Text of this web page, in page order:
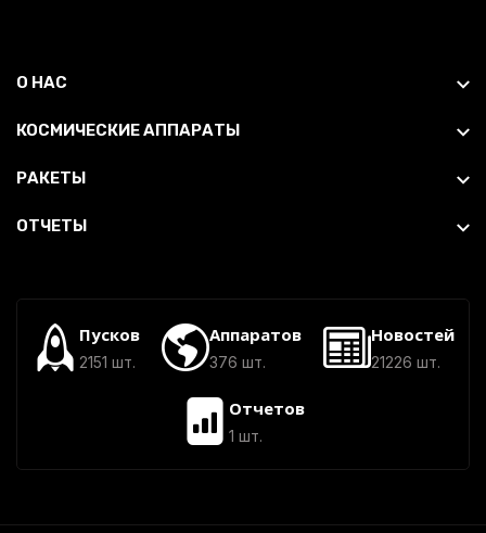
О НАС
КОСМИЧЕСКИЕ АППАРАТЫ
РАКЕТЫ
ОТЧЕТЫ
Пусков
2151 шт.
Аппаратов
376 шт.
Новостей
21226 шт.
Отчетов
1 шт.